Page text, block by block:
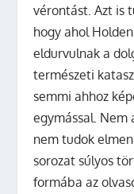
vérontást. Azt is
hogy ahol
eldurvulnak a
természeti
semmi ahhoz
egymással. Nem
nem tudok
sorozat súlyos
formába az